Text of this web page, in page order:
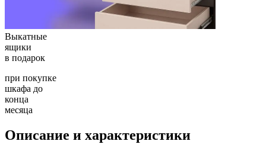
Выкатные
ящики
в подарок
при покупке
шкафа до
конца
месяца
Описание и характеристики